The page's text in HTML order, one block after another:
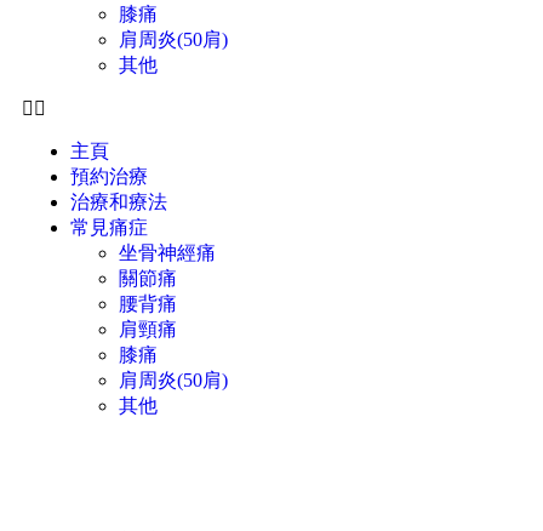
膝痛
肩周炎(50肩)
其他
主頁
預約治療
治療和療法
常見痛症
坐骨神經痛
關節痛
腰背痛
肩頸痛
膝痛
肩周炎(50肩)
其他